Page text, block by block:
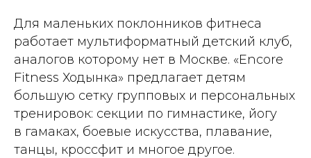
Для маленьких поклонников фитнеса
работает мультиформатный детский клуб,
аналогов которому нет в Москве. «Encore
Fitness Ходынка» предлагает детям
большую сетку групповых и персональных
тренировок: секции по гимнастике, йогу
в гамаках, боевые искусства, плавание,
танцы, кроссфит и многое другое.